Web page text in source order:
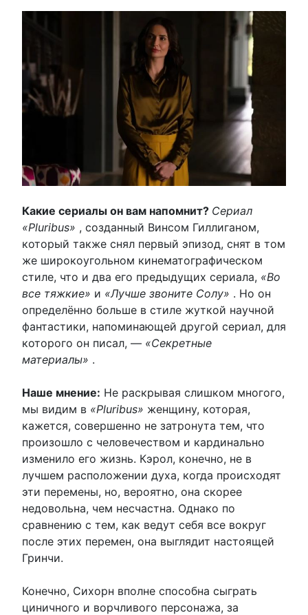
Какие сериалы он вам напомнит? Сериал
«Pluribus» , созданный Винсом Гиллиганом,
который также снял первый эпизод, снят в том
же широкоугольном кинематографическом
стиле, что и два его предыдущих сериала, «Во
все тяжкие» и «Лучше звоните Солу» . Но он
определённо больше в стиле жуткой научной
фантастики, напоминающей другой сериал, для
которого он писал, — «Секретные
материалы» .
Наше мнение: Не раскрывая слишком многого,
мы видим в «Pluribus» женщину, которая,
кажется, совершенно не затронута тем, что
произошло с человечеством и кардинально
изменило его жизнь. Кэрол, конечно, не в
лучшем расположении духа, когда происходят
эти перемены, но, вероятно, она скорее
недовольна, чем несчастна. Однако по
сравнению с тем, как ведут себя все вокруг
после этих перемен, она выглядит настоящей
Гринчи.
Конечно, Сихорн вполне способна сыграть
циничного и ворчливого персонажа, за